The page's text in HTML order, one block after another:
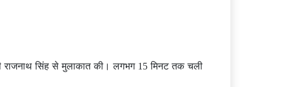
राजनाथ सिंह से मुलाकात की। लगभग 15 मिनट तक चली